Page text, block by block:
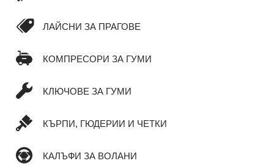
ЛАЙСНИ ЗА ПРАГОВЕ
КОМПРЕСОРИ ЗА ГУМИ
КЛЮЧОВЕ ЗА ГУМИ
КЪРПИ, ГЮДЕРИИ И ЧЕТКИ
КАЛЪФИ ЗА ВОЛАНИ